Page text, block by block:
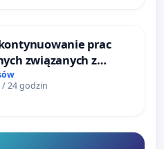
prac
związanych z
rodzinnego
/ 24 godzin